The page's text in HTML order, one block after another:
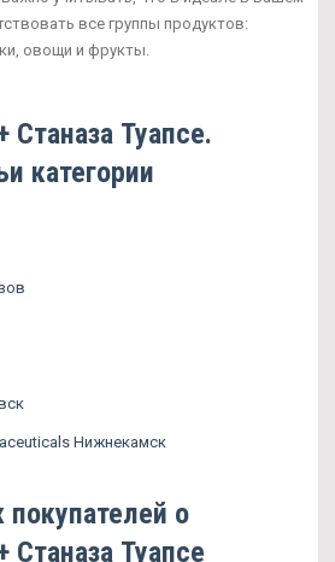
все группы продуктов:
овощи и фрукты.
Станаза Туапсе.
категории
Нижнекамск
о
Станаза Туапсе